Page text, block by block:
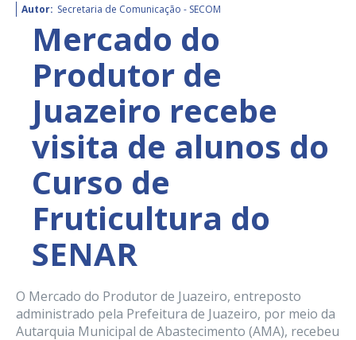
Autor: Secretaria de Comunicação - SECOM
Mercado do
Produtor de
Juazeiro recebe
visita de alunos do
Curso de
Fruticultura do
SENAR
O Mercado do Produtor de Juazeiro, entreposto
administrado pela Prefeitura de Juazeiro, por meio da
Autarquia Municipal de Abastecimento (AMA), recebeu